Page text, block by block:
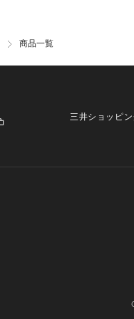
商品一覧
三井ショッピ
個人